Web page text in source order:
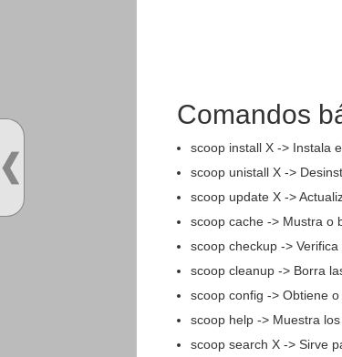
Comandos
scoop install X -> Instala
scoop unistall X ->
scoop update X ->
scoop cache -> Mustra o
scoop checkup ->
scoop cleanup -> Borra
scoop config -> Obtiene
scoop help -> Muestra
scoop search X -> Sirve